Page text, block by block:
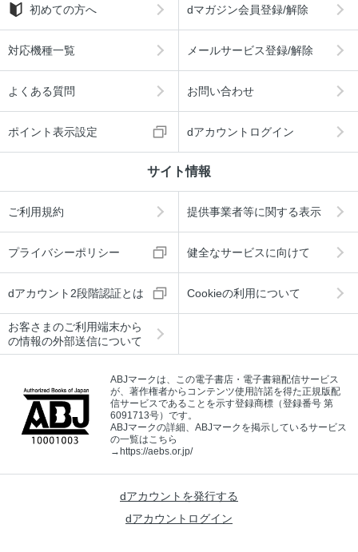
初めての方へ dマガジン会員登録/解除
対応機種一覧 メールサービス登録/解除
よくある質問 お問い合わせ
ポイント表示設定 dアカウントログイン
サイト情報
ご利用規約 提供事業者等に関する表示
プライバシーポリシー 健全なサービスに向けて
dアカウント2段階認証とは Cookieの利用について
お客さまのご利用端末から
の情報の外部送信について
ABJマークは、この電子書店・電子書籍配信サービス
が、著作権者からコンテンツ使用許諾を得た正規版配
信サービスであることを示す登録商標（登録番号 第
6091713号）です。
ABJマークの詳細、ABJマークを掲示しているサービス
の一覧はこちら
→ https://aebs.or.jp/
dアカウントを発行する
dアカウントログイン